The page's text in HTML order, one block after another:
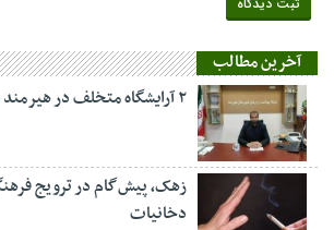
آخرین مطالب
۲ آرایشگاه متخلف در هیرمند مهروموم شدند
زهک، پیش‌گام در ترویج
دخانیات